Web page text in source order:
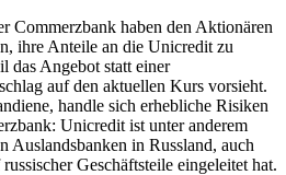
Commerzbank haben den Aktionären
ihre Anteile an die Unicredit zu
das Angebot statt einer
auf den aktuellen Kurs vorsieht.
handle sich erhebliche Risiken
Unicredit ist unter anderem
Auslandsbanken in Russland, auch
Geschäftsteile eingeleitet hat.